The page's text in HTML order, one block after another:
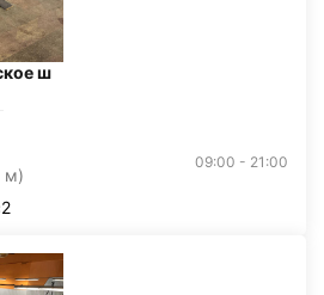
ш
м)
09:00 - 21:00